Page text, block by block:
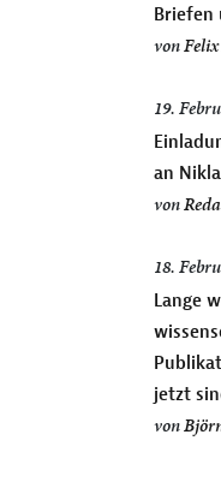
Briefen
von
19.
an
von
18.
Lange
jetzt
von